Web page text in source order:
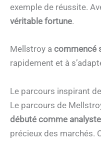
exemple de réussite.
véritable fortune.
Mellstroy a commencé
rapidement et à
Le parcours inspirant
Le parcours de
débuté comme
précieux des marchés.